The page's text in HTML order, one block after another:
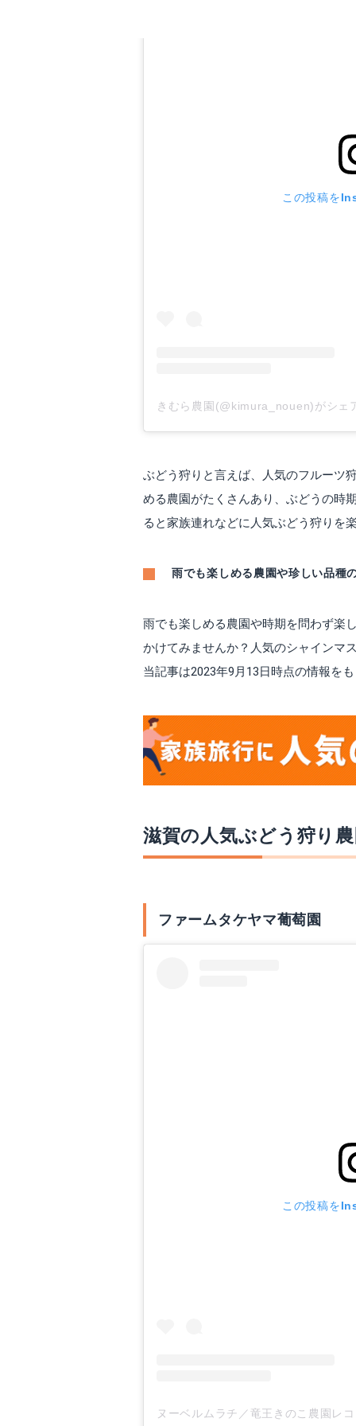
この投稿を
きむら農園(@kimura_nouen)がシェ
ぶどう狩りと言えば、人気のフルーツ
める農園がたくさんあり、ぶどうの時
ると家族連れなどに人気ぶどう狩りを
雨でも楽しめる農園や珍しい品種
雨でも楽しめる農園や時期を問わず楽
かけてみませんか？人気のシャインマ
当記事は2023年9月13日時点の情報を
滋賀の人気ぶどう狩り
ファームタケヤマ葡萄園
この投稿を